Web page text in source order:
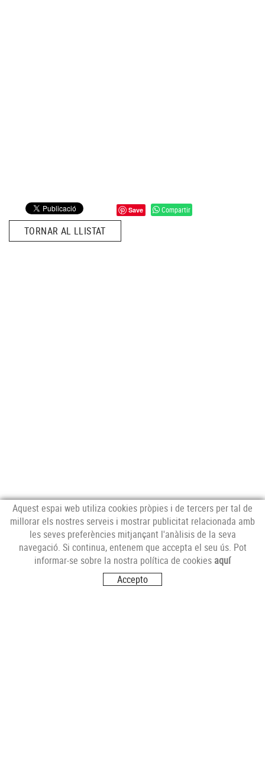
Save Compartir
TORNAR AL LLISTAT
NEWSLETTER
Aquest espai web utiliza cookies pròpies i de tercers per tal de
millorar els nostres serveis i mostrar publicitat relacionada amb
les seves preferències mitjançant l'anàlisis de la seva
navegació. Si continua, entenem que accepta el seu ús. Pot
informar-se sobre la nostra política de cookies aquí
Accepto